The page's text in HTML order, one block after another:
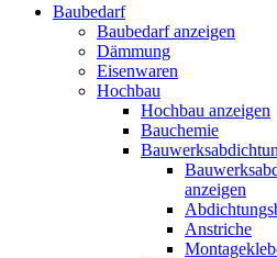
Baubedarf
Baubedarf anzeigen
Dämmung
Eisenwaren
Hochbau
Hochbau anzeigen
Bauchemie
anzeigen
Anstriche